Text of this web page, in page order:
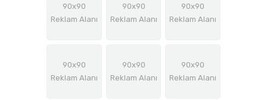
90x90
Reklam Alanı
90x90
Reklam Alanı
90x90
Reklam Alanı
90x90
Reklam Alanı
90x90
Reklam Alanı
90x90
Reklam Alanı